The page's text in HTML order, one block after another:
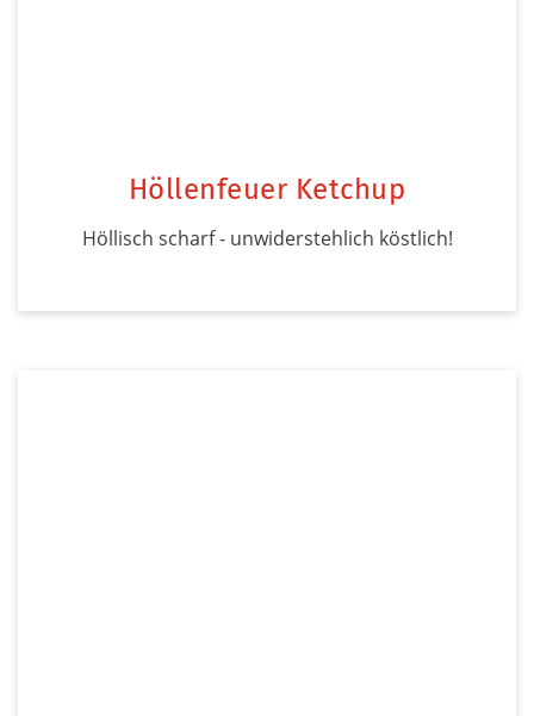
Höllenfeuer Ketchup
Höllisch scharf - unwiderstehlich köstlich!